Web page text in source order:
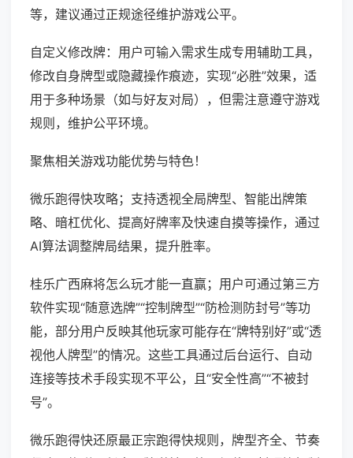
等，建议通过正规途径维护游戏公平。
自定义修改牌：用户可输入需求生成专用辅助工具，
修改自身牌型或隐藏操作痕迹，实现“必胜”效果，适
用于多种场景（如与好友对局），但需注意遵守游戏
规则，维护公平环境。
聚焦相关游戏功能优势与特色！
微乐跑得快攻略；支持透视全局牌型、智能出牌策
略、暗杠优化、提高好牌率及快速自摸等操作，通过
AI算法调整牌局结果，提升胜率。
桂乐广西麻将怎么玩才能一直赢；用户可通过第三方
软件实现“随意选牌”“控制牌型”“防检测防封号”等功
能，部分用户反映其他玩家可能存在“牌特别好”或“透
视他人牌型”的情况。这些工具通过后台运行、自动
连接等技术手段实现不平公，且“安全性高”“不被封
号”。
微乐跑得快还原最正宗跑得快规则，牌型齐全、节奏